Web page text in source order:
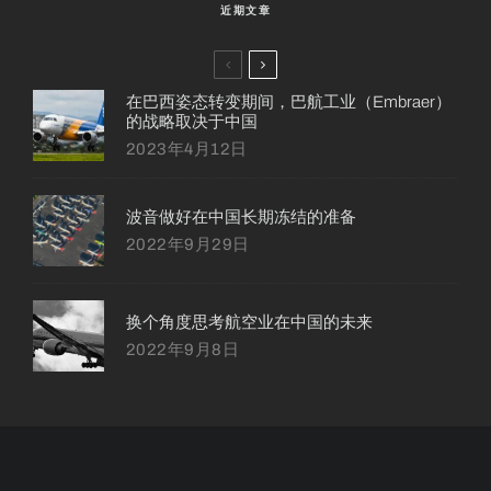
近期文章
在巴西姿态转变期间，巴航工业（Embraer）
的战略取决于中国
2023年4月12日
波音做好在中国长期冻结的准备
2022年9月29日
换个角度思考航空业在中国的未来
2022年9月8日